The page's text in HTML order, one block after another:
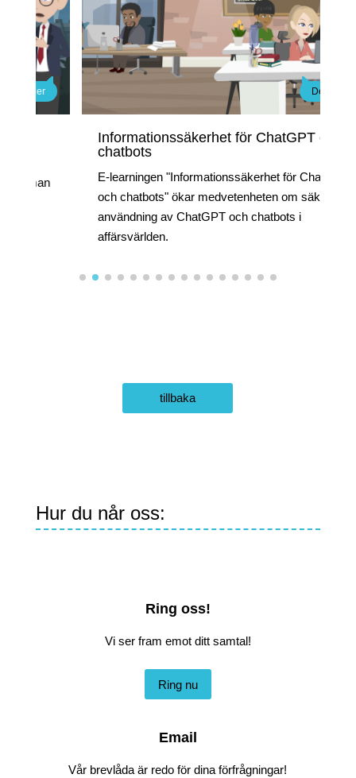
Details
Informationssäkerhet för ChatGPT och
chatbots
E-learningen "Informationssäkerhet för ChatGPT
och chatbots" ökar medvetenheten om säker
användning av ChatGPT och chatbots i
affärsvärlden.
tillbaka
Hur du når oss:
Ring oss!
Vi ser fram emot ditt samtal!
Ring nu
Email
Vår brevlåda är redo för dina förfrågningar!